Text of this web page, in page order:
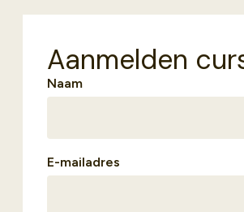
Aanmelden
Naam
E-mailadres